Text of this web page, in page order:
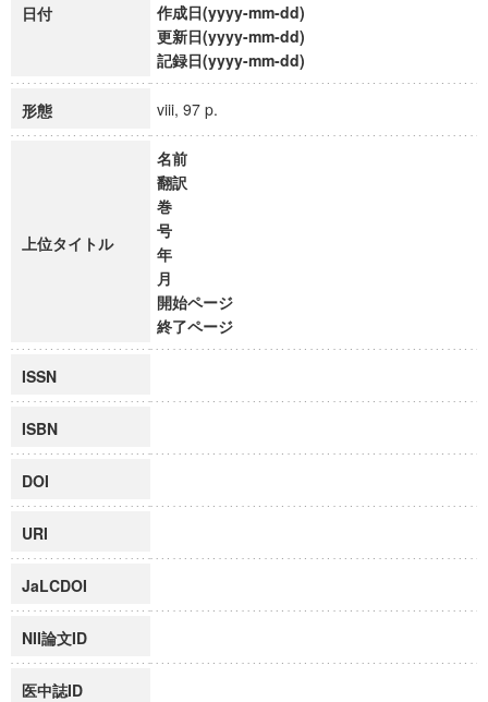
日付
作成日(yyyy-mm-dd)
更新日(yyyy-mm-dd)
記録日(yyyy-mm-dd)
形態 viii, 97 p.
上位タイトル
名前
翻訳
巻
号
年
月
開始ページ
終了ページ
ISSN
ISBN
DOI
URI
JaLCDOI
NII論文ID
医中誌ID